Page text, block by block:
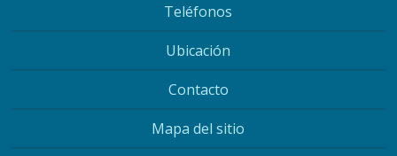
Teléfonos
Ubicación
Contacto
Mapa del sitio